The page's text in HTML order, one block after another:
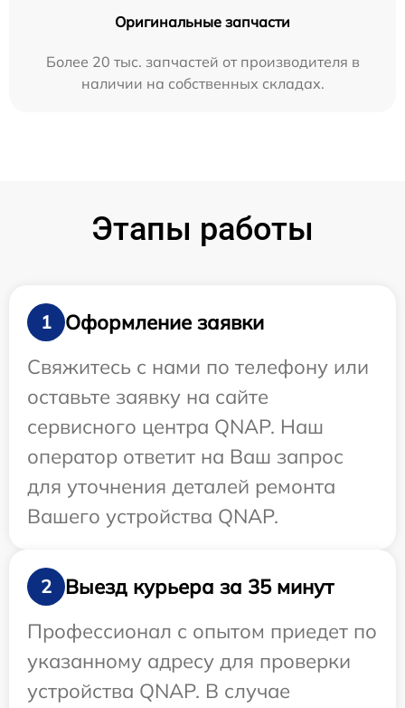
Оригинальные запчасти
Более 20 тыс. запчастей от производителя в
наличии на собственных складах.
Этапы работы
1
Оформление заявки
Свяжитесь с нами по телефону или
оставьте заявку на сайте
сервисного центра QNAP. Наш
оператор ответит на Ваш запрос
для уточнения деталей ремонта
Вашего устройства QNAP.
2
Выезд курьера за 35 минут
Профессионал с опытом приедет по
указанному адресу для проверки
устройства QNAP. В случае